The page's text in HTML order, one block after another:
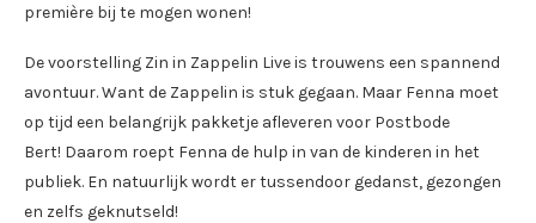
première bij te mogen wonen!
De voorstelling Zin in Zappelin Live is trouwens een spannend
avontuur. Want de Zappelin is stuk gegaan. Maar Fenna moet
op tijd een belangrijk pakketje afleveren voor Postbode
Bert! Daarom roept Fenna de hulp in van de kinderen in het
publiek. En natuurlijk wordt er tussendoor gedanst, gezongen
en zelfs geknutseld!